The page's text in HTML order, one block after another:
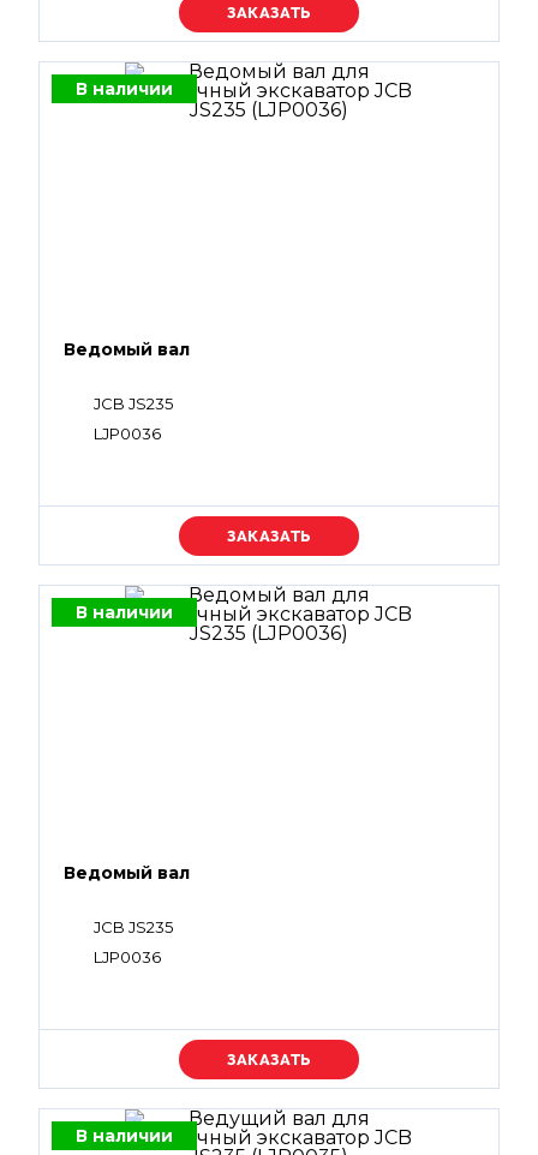
Уточняйте цену
В наличии
Ведомый вал
JCB JS235
LJP0036
Уточняйте цену
В наличии
Ведомый вал
JCB JS235
LJP0036
Уточняйте цену
В наличии